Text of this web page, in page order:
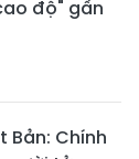
độ" gần
Chính